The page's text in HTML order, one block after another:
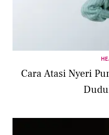
Cara Atasi Nyeri